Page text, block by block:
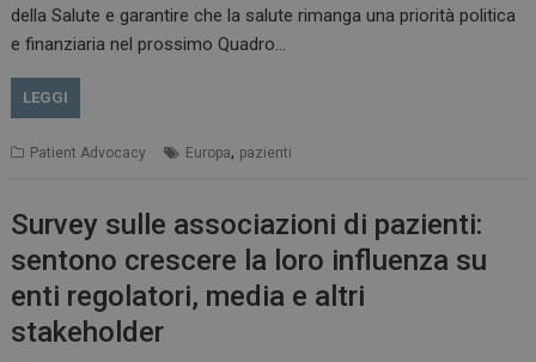
della Salute e garantire che la salute rimanga una priorità politica
e finanziaria nel prossimo Quadro…
LEGGI
Patient Advocacy Europa, pazienti
Survey sulle associazioni di pazienti:
sentono crescere la loro influenza su
enti regolatori, media e altri
stakeholder